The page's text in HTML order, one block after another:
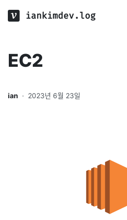
iankimdev.log
EC2
ian · 2023년 6월 23일